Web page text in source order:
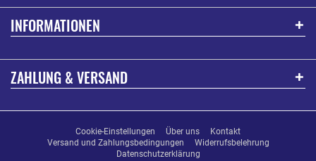
INFORMATIONEN
ZAHLUNG & VERSAND
Cookie-Einstellungen Über uns
Kontakt
Versand und Zahlungsbedingungen
Widerrufsbelehrung
Datenschutzerklärung